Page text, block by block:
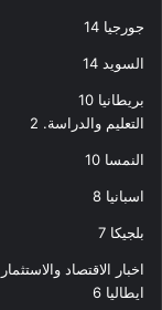
جورجيا 14
السويد 14
بريطانيا 10
التعليم والدراسة. 2
النمسا 10
اسبانيا 8
بلجيكا 7
اخبار الاقتصاد والاستثمار
ايطاليا 6